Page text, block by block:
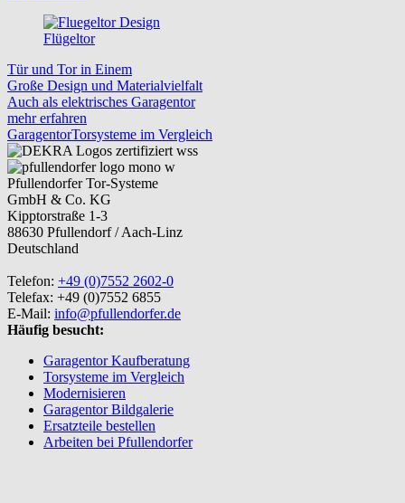
Flügeltor
Tür und Tor in Einem
Große Design und Materialvielfalt
Auch als elektrisches Garagentor
mehr erfahren
GaragentorTorsysteme im Vergleich
Pfullendorfer Tor-Systeme
GmbH & Co. KG
Kipptorstraße 1-3
88630 Pfullendorf / Aach-Linz
Deutschland
Telefon: +49 (0)7552 2602-0
Telefax: +49 (0)7552 6855
E-Mail: info@pfullendorfer.de
Häufig besucht:
Garagentor Kaufberatung
Torsysteme im Vergleich
Modernisieren
Garagentor Bildgalerie
Ersatzteile bestellen
Arbeiten bei Pfullendorfer